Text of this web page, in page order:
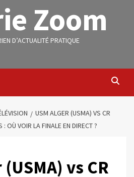
Zoom
D’ACTUALITÉ PRATIQUE
USM ALGER (USMA) VS CR
OÙ VOIR LA FINALE EN DIRECT ?
vs CR